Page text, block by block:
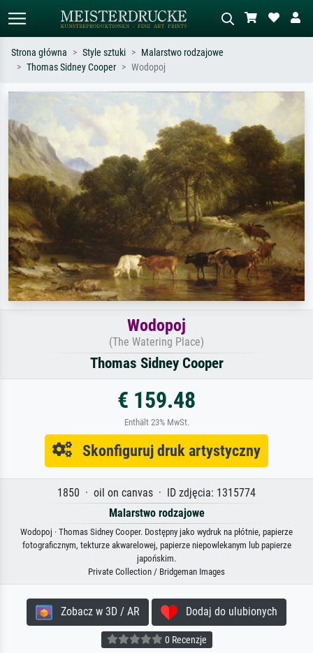
Monet, Gwiaździsta noc,
impresjonizm, fala Hokusaia, akt.
Opisz scenę – np. zielona łąka,
abstrakcja z czerwienią, ciemny olej,
stojący akt obok drzewa.
Strona główna Style sztuki
Malarstwo rodzajowe
Thomas Sidney Cooper
Wodopoj
Wodopoj
(The Watering Place)
Thomas Sidney Cooper
€ 159.48
Enthält 23% MwSt.
Skonfiguruj druk artystyczny
1850 · oil on canvas · ID zdjęcia: 1315774
Malarstwo rodzajowe
Wodopoj · Thomas Sidney Cooper. Dostępny jako wydruk na płótnie, papierze
fotograficznym, tekturze akwarelowej, papierze niepowlekanym lub papierze
japońskim.
Private Collection / Bridgeman Images
Zobacz w 3D / AR Dodaj do ulubionych
0 Recenzje